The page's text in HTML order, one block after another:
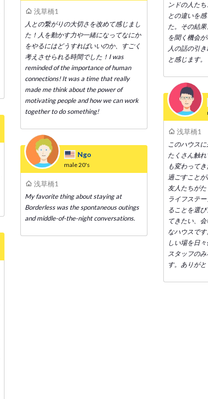
ンドの人た
との違いを
た。その結
を聞く機会が
人の話の引
と感じます。
浅草橋1
人との繋がりの大切さを改めて感じまし
た！人を動かす力や一緒になってなにか
をやるにはどうすればいいのか、すごく
考えさせられる時間でした！I was
reminded of the importance of human
connections! It was a time that really
made me think about the power of
motivating people and how we can work
together to do something!
浅草橋1
このハウス
たくさん触
も変わって
過ごすこと
友人たちが
ライフステ
ることを選
てきたい、
なハウスで
しい場を日
スタッフの
す。ありがと
Ngo
male20's
浅草橋1
My favorite thing about staying at
Borderless was the spontaneous outings
and middle-of-the-night conversations.